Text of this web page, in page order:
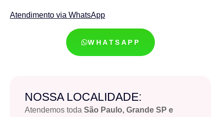
Atendimento via WhatsApp
WHATSAPP
NOSSA LOCALIDADE:
Atendemos toda São Paulo, Grande SP e